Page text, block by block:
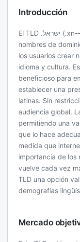
Introducción
El TLD .ישראל (.xn--4dbrk0ce) es parte del sistema de
nombres de
los usuarios crear
idioma y cultura.
beneficioso para
establecer una
latinas. Sin
audiencia global.
permitiendo una
que lo hace
medida que
importancia de los
vuelve cada vez
TLD una opción
demografías
Mercado